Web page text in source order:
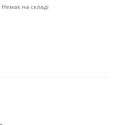
Немає на складі